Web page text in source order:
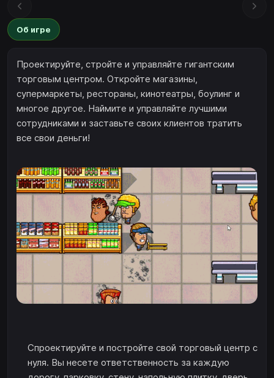
Об игре
Проектируйте, стройте и управляйте гигантским
торговым центром. Откройте магазины,
супермаркеты, рестораны, кинотеатры, боулинг и
многое другое. Наймите и управляйте лучшими
сотрудниками и заставьте своих клиентов тратить
все свои деньги!
Спроектируйте и постройте свой торговый центр с
нуля. Вы несете ответственность за каждую